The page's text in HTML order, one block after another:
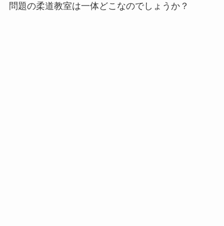
問題の柔道教室は一体どこなのでしょうか？